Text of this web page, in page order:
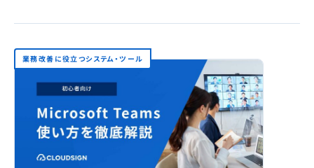
業務改善に役立つシステム・ツール